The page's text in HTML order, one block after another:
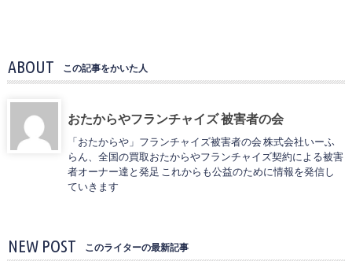
ABOUT この記事をかいた人
おたからやフランチャイズ 被害者の会
「おたからや」フランチャイズ被害者の会 株式会社いーふ
らん、全国の買取おたからやフランチャイズ契約による被害
者オーナー達と発足 これからも公益のために情報を発信し
ていきます
NEW POST このライターの最新記事